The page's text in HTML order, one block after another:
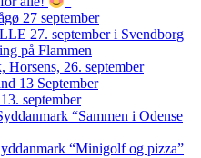
27 september
27. september i Svendborg
på Flammen
26. september
13 September
september
“Sammen i Odense
“Minigolf og pizza”